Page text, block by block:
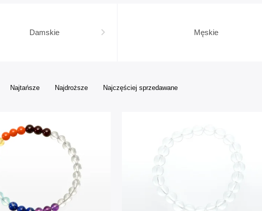
Damskie Męskie
Najtańsze Najdroższe Najczęściej sprzedawane